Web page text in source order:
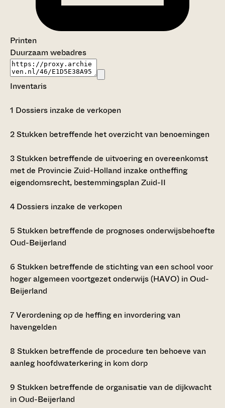
Printen
Duurzaam webadres
Inventaris
1 Dossiers inzake de verkopen
2Stukken betreffende het overzicht van benoemingen
3Stukken betreffende de uitvoering en overeenkomst
met de Provincie Zuid-Holland inzake ontheffing
eigendomsrecht, bestemmingsplan Zuid-II
4 Dossiers inzake de verkopen
5 Stukken betreffende de prognoses onderwijsbehoefte
Oud-Beijerland
6 Stukken betreffende de stichting van een school voor
hoger algemeen voortgezet onderwijs (HAVO) in Oud-
Beijerland
7Verordening op de heffing en invordering van
havengelden
8 Stukken betreffende de procedure ten behoeve van
aanleg hoofdwaterkering in kom dorp
9 Stukken betreffende de organisatie van de dijkwacht
in Oud-Beijerland